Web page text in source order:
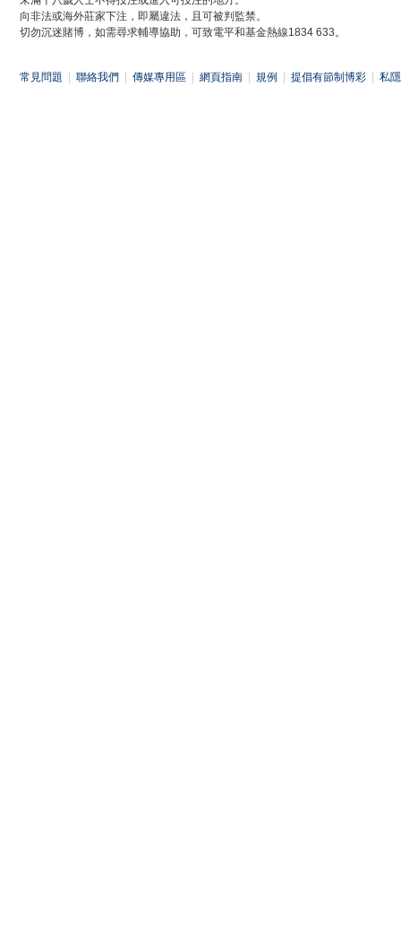
向非法或海外莊家下注，即屬違法，且可被判監禁。
切勿沉迷賭博，如需尋求輔導協助，可致電平和基金熱線1834 633。
常見問題 聯絡我們 傳媒專用區 網頁指南 規例 提倡有節制博彩 私